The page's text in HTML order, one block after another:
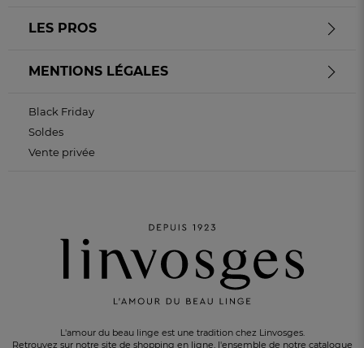
L'amour du beau linge est une tradition chez Linvosges.
Retrouvez sur notre site de shopping en ligne, l'ensemble de notre catalogue
LES PROS
MENTIONS LÉGALES
Black Friday
Soldes
Vente privée